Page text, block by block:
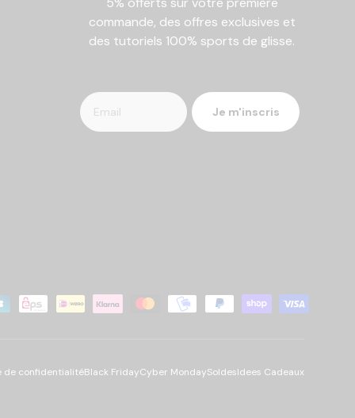
commande, des offres exclusives et
des tutoriels 100% sports de glisse.
Je m'inscris
de confidentialitéBlack FridayCyber MondaySoldesIdees Cadeaux